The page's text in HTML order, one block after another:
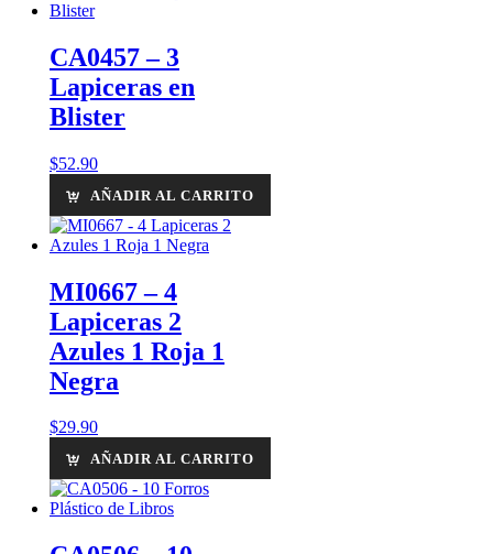
CA0457 – 3
Lapiceras en
Blister
$52.90
AÑADIR AL CARRITO
MI0667 – 4
Lapiceras 2
Azules 1 Roja 1
Negra
$29.90
AÑADIR AL CARRITO